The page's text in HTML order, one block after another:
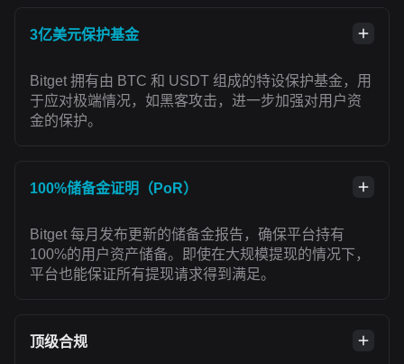
3亿美元保护基金
Bitget 拥有由 BTC 和 USDT 组成的特设保护基金，用
于应对极端情况，如黑客攻击，进一步加强对用户资
金的保护。
100%储备金证明（PoR）
Bitget 每月发布更新的储备金报告，确保平台持有
100%的用户资产储备。即使在大规模提现的情况下，
平台也能保证所有提现请求得到满足。
顶级合规